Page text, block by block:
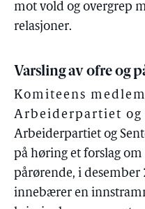
mot vold og overgrep
relasjoner.
Varsling av ofre og
Komiteens
Arbeiderpartiet og
Arbeiderpartiet og
på høring et forslag om
pårørende, i desember
innebærer en